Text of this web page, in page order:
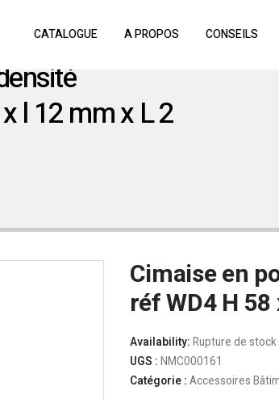
CATALOGUE A PROPOS CONSEILS
l 12 mm x L 2
Cimaise en
réf WD4 H
Availability: Rupture de stock
UGS : NMC000161
Catégorie : Accessoires